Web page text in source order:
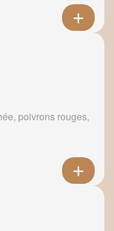
poivrons rouges,